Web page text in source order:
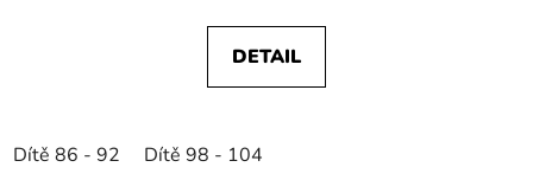
DETAIL
Dítě 86 - 92 Dítě 98 - 104